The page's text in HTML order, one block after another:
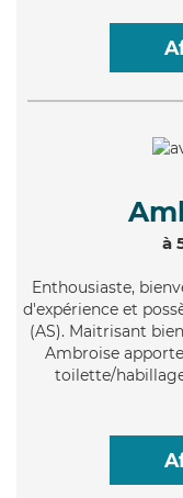
à
Enthousiaste,
d'expérience et
(AS). Maitrisant
Ambroise
toilette/